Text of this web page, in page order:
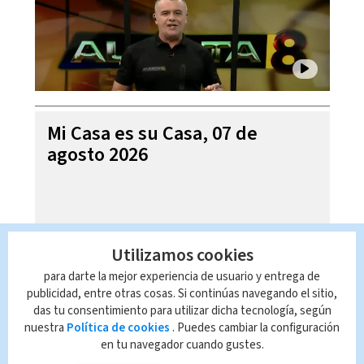
Mi Casa es su Casa, 07 de
agosto 2026
Utilizamos cookies
para darte la mejor experiencia de usuario y entrega de
publicidad, entre otras cosas. Si continúas navegando el sitio,
das tu consentimiento para utilizar dicha tecnología, según
nuestra Política de cookies . Puedes cambiar la configuración
en tu navegador cuando gustes.